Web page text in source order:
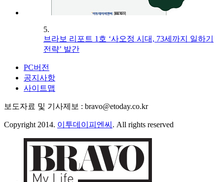
5.
브라보 리포트 1호 ‘사오정 시대, 73세까지 일하기
전략’ 발간
PC버전
공지사항
사이트맵
보도자료 및 기사제보 : bravo@etoday.co.kr
Copyright 2014. 이투데이피엔씨 . All rights reserved